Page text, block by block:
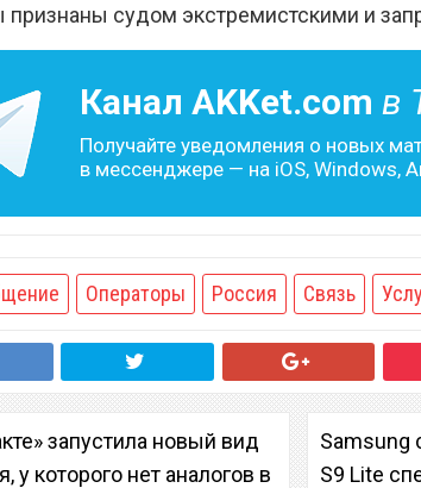
признаны судом экстремистскими и
Канал AKKet.com в
Получайте уведомления о новых
в мессенджере — на iOS, Windows,
Операторы Россия Связь
запустила новый вид
у которого нет аналогов в
Samsung
S9 Lite